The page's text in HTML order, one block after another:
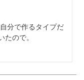
分で作るタイプだ
たので。